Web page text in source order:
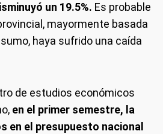
un 19.5%. Es probable
mayormente basada
haya sufrido una caída
de estudios económicos
en el primer semestre, la
en el presupuesto nacional